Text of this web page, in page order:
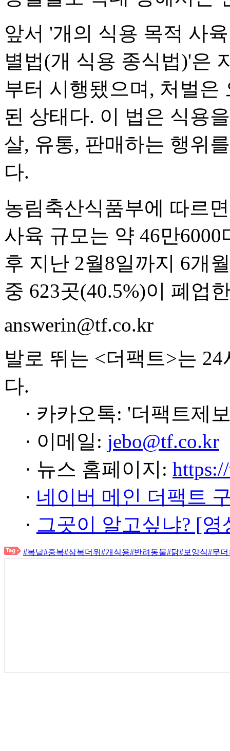
앞서 '개의 식용 목적 사
별법(개 식용 종식법)'은
부터 시행됐으며, 처벌은
된 상태다. 이 법은 식용
살, 유통, 판매하는 행위
다.
농림축산식품부에 따르
사육 규모는 약 46만
후 지난 2월8일까지 6개
중 623곳(40.5%)이 폐업
answerin@tf.co.kr
발로 뛰는 <더팩트>는
다.
· 카카오톡: '더팩트제
· 이메일: jebo@tf.co.kr
· 뉴스 홈페이지:
· 네이버 메인 더팩트
· 그곳이 알고싶냐? [
#복날#중복#삼복더위 #개식용#반려동물#닭#보양식#무